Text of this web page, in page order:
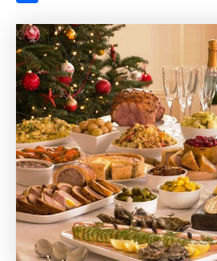
m
a
s
s
n
i
k
i
A
p
p
e
r
e
s
t
a
i
l
т
п
р
а
в
и
т
ь